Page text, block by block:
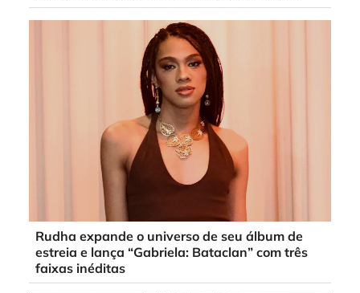
Rudha expande o universo de seu álbum de
estreia e lança “Gabriela: Bataclan” com três
faixas inéditas